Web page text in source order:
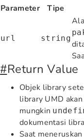
Parameter Tipe
url string
#Return Value
Objek library
library UMD
mungkin
dokumentasi
Saat meneruskan